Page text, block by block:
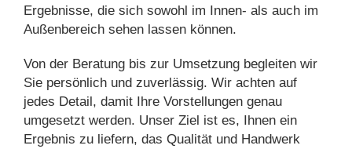
Ergebnisse, die sich sowohl im Innen- als auch im
Außenbereich sehen lassen können.
Von der Beratung bis zur Umsetzung begleiten wir
Sie persönlich und zuverlässig. Wir achten auf
jedes Detail, damit Ihre Vorstellungen genau
umgesetzt werden. Unser Ziel ist es, Ihnen ein
Ergebnis zu liefern, das Qualität und Handwerk